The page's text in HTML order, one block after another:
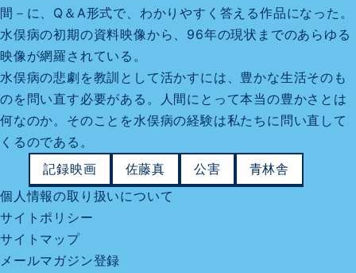
間－に、Q＆A形式で、わかりやすく答える作品になった。
水俣病の初期の資料映像から、96年の現状までのあらゆる
映像が網羅されている。
水俣病の悲劇を教訓として活かすには、豊かな生活そのも
のを問い直す必要がある。人間にとって本当の豊かさとは
何なのか。そのことを水俣病の経験は私たちに問い直して
くるのである。
記録映画
佐藤真 公害
青林舎
個人情報の取り扱いについて
サイトポリシー
サイトマップ
メールマガジン登録